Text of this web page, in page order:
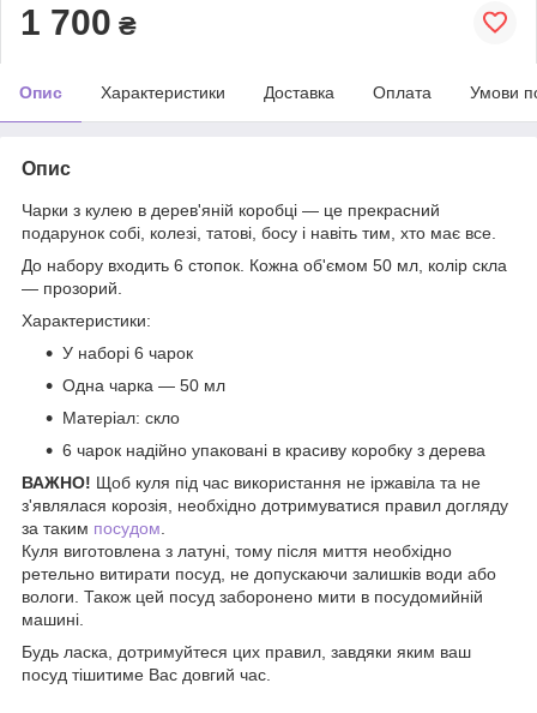
1 700 ₴
Опис Характеристики Доставка Оплата Умови
Опис
Чарки з кулею в дерев'яній коробці — це прекрасний
подарунок собі, колезі, татові, босу і навіть тим, хто має все.
До набору входить 6 стопок. Кожна об'ємом 50 мл, колір скла
— прозорий.
Характеристики:
У наборі 6 чарок
Одна чарка — 50 мл
Матеріал: скло
6 чарок надійно упаковані в красиву коробку з дерева
ВАЖНО! Щоб куля під час використання не іржавіла та не
з'являлася корозія, необхідно дотримуватися правил догляду
за таким посудом
Куля виготовлена з латуні, тому після миття необхідно
ретельно витирати посуд, не допускаючи залишків води або
вологи. Також цей посуд заборонено мити в посудомийній
машині.
Будь ласка, дотримуйтеся цих правил, завдяки яким ваш
посуд тішитиме Вас довгий час.